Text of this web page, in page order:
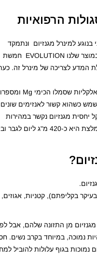
הרפואיות
למינרל מגנזיום ונתמקד
בשאלה "מדוע חשוב לצרוך מגנזיום כחלק מתזונה מלאה ובריאה", במוצר שלנו EVOLUTION חמשת
המדע לצריכה של מינרל זה.
מגנזיום- מגנזיום (Magnesium) הוא יסוד כימי מסדרת המתכות האלקליות שסמלו הכימי Mg ומספרו
משמש כשהוא קשור לאנזימים שונים
יחסית מגנזיום נקשר במהירות
לחומרים אורגניים. למגנזניום תכונות רבות כשהצריכה היומית המומלצת היא כ-420 מ"ג ליום
בקליפתם), קטניות,
מן התזונה שלהם, אבל
נמוכה, במיוחד בקרב
נמוכות בגוף עלולות להוביל